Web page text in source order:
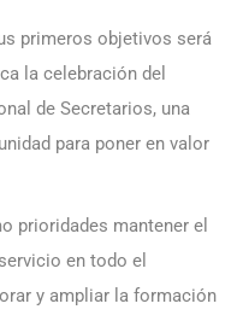
primeros objetivos será
la celebración del
de Secretarios, una
para poner en valor
prioridades mantener el
en todo el
y ampliar la formación